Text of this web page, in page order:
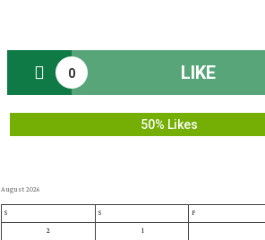
0 LIKE
50% Likes
August 2026
F
S
S
1
2